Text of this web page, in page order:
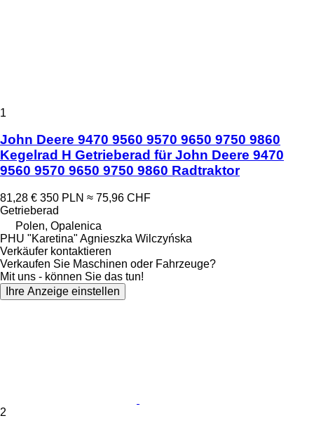
1
John Deere 9470 9560 9570 9650 9750 9860
Kegelrad H Getrieberad für John Deere 9470
9560 9570 9650 9750 9860 Radtraktor
81,28 € 350 PLN ≈ 75,96 CHF
Getrieberad
Polen, Opalenica
PHU "Karetina" Agnieszka Wilczyńska
Verkäufer kontaktieren
Verkaufen Sie Maschinen oder Fahrzeuge?
Mit uns - können Sie das tun!
Ihre Anzeige einstellen
2